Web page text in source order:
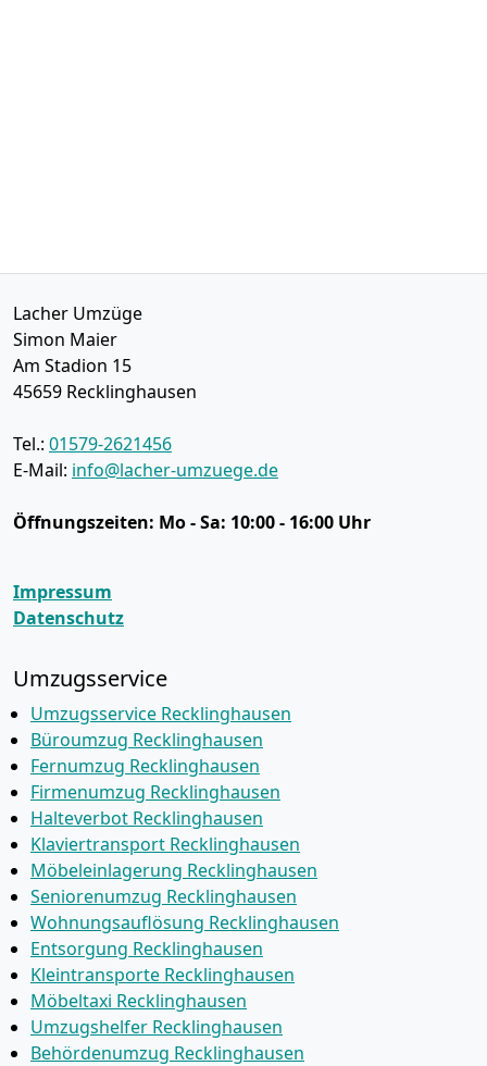
Lacher Umzüge
Simon Maier
Am Stadion 15
45659 Recklinghausen
Tel.: 01579-2621456
E-Mail: info@lacher-umzuege.de
Öffnungszeiten: Mo - Sa: 10:00 - 16:00 Uhr
Impressum
Datenschutz
Umzugsservice
Umzugsservice Recklinghausen
Büroumzug Recklinghausen
Fernumzug Recklinghausen
Firmenumzug Recklinghausen
Halteverbot Recklinghausen
Klaviertransport Recklinghausen
Möbeleinlagerung Recklinghausen
Seniorenumzug Recklinghausen
Wohnungsauflösung Recklinghausen
Entsorgung Recklinghausen
Kleintransporte Recklinghausen
Möbeltaxi Recklinghausen
Umzugshelfer Recklinghausen
Behördenumzug Recklinghausen